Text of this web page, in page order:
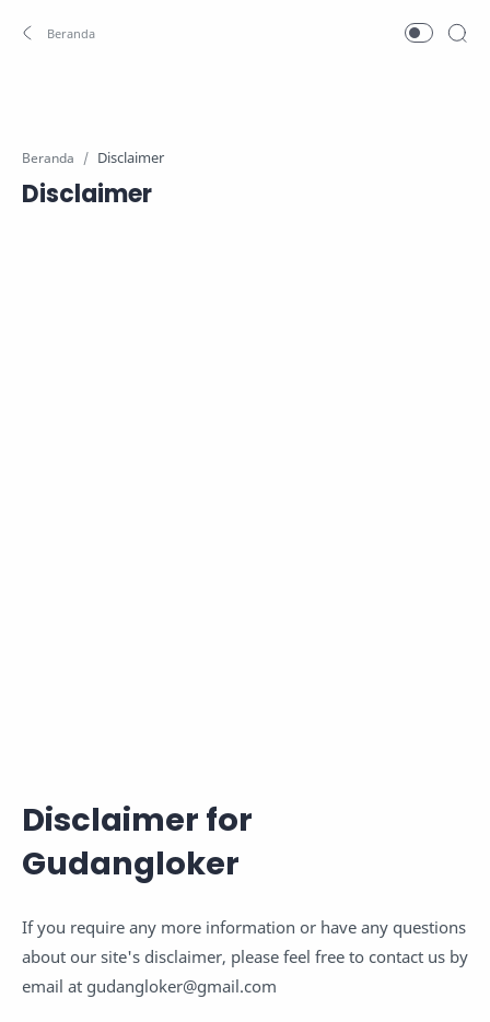
Beranda
Disclaimer
Disclaimer for
Gudangloker
If you require any more information or have any questions
about our site's disclaimer, please feel free to contact us by
email at gudangloker@gmail.com